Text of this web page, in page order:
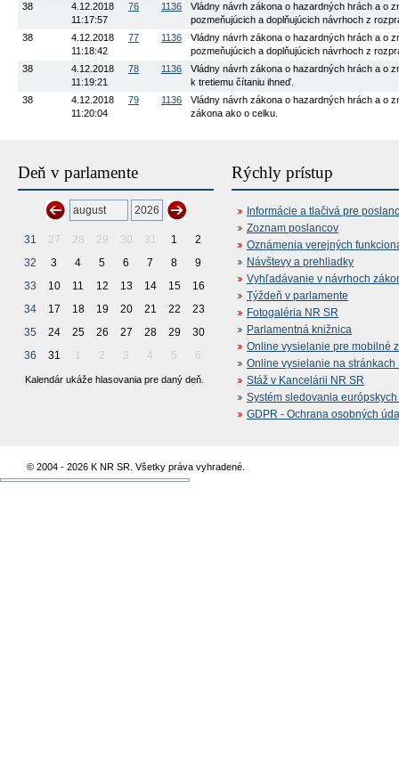
38
4.12.2018
11:17:57
76 1136
Vládny návrh zákona o hazardných hrách a o
pozmeňujúcich a doplňujúcich návrhoch z
38
4.12.2018
11:18:42
77 1136
Vládny návrh zákona o hazardných hrách a o
pozmeňujúcich a doplňujúcich návrhoch z
38
4.12.2018
11:19:21
78 1136
Vládny návrh zákona o hazardných hrách a o
k tretiemu čítaniu ihneď.
38
4.12.2018
11:20:04
79 1136
Vládny návrh zákona o hazardných hrách a o
zákona ako o celku.
Deň v parlamente
31 27 28 29 30 31 1
2
32
3 4 5 6 7 8
9
33
10 11 12 13 14 15
16
34
17 18 19 20 21 22
23
35
24 25 26 27 28 29
30
36
31 1 2 3 4 5 6
Kalendár ukáže hlasovania pre daný deň.
Rýchly prístup
Informácie a tlačivá pre
Zoznam poslancov
Oznámenia verejných
Návštevy a prehliadky
Vyhľadávanie v návrhoch
Týždeň v parlamente
Fotogaléria NR SR
Parlamentná knižnica
Online vysielanie pre mobilné
Online vysielanie na stránkach
Stáž v Kancelárii NR SR
Systém sledovania
GDPR - Ochrana osobných
© 2004 - 2026 K NR SR. Všetky práva vyhradené.